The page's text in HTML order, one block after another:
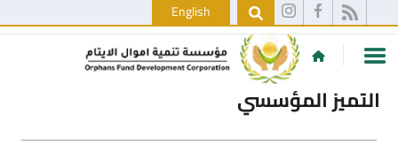
English
التميز المؤسسي